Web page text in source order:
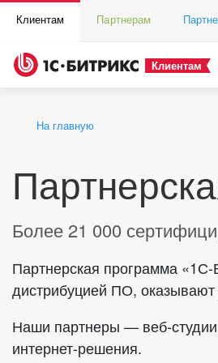
Клиентам Партнерам
Клиентам
На главную
Более 21 000
Партнерская программа
дистрибуцией ПО, оказывают
Наши партнеры — веб-
интернет-решения.